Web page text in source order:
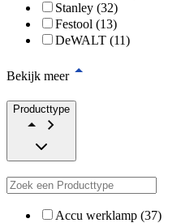
Stanley (32)
Festool (13)
DeWALT (11)
Bekijk meer
Producttype
Accu werklamp (37)